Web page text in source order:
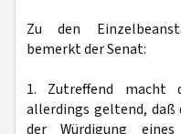
Zu den
bemerkt der Senat:
1. Zutreffend macht
allerdings geltend, daß
der Würdigung